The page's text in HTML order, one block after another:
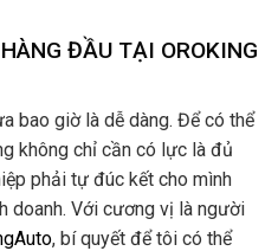
ĐẦU TẠI OROKING
bao giờ là dễ dàng. Để có thể
không chỉ cần có lực là đủ
phải tự đúc kết cho mình
doanh. Với cương vị là người
, bí quyết để tôi có thể